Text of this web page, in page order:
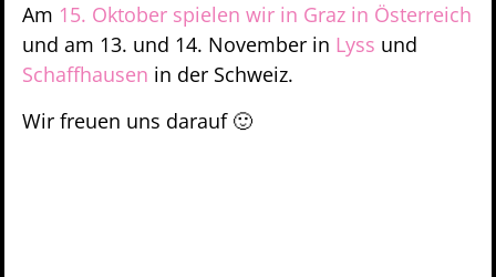
Am 15. Oktober spielen wir in Graz in Österreich
und am 13. und 14. November in Lyss und
Schaffhausen in der Schweiz.
Wir freuen uns darauf 🙂